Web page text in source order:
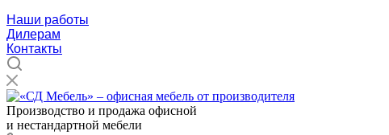
Наши работы
Дилерам
Контакты
Производство и продажа офисной
и нестандартной мебели